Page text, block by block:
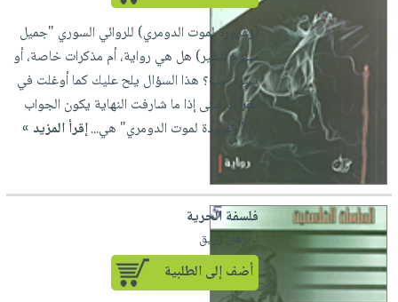
(زغرورة لموت الدومري) للروائي السوري "جميل
سلوم شقير) هل هي رواية، أم مذكرات خاصة، أو
سيرة حب؟ هذا السؤال يلح عليك كما أوغلت في
القراءة حتى إذا ما شارفت النهاية يكون الجواب
أن "زغرودة لموت الدومري" هي...إقرأ المزيد »
فلسفة الحرية
لـ برهان زريق
أضف إلى الطلبية